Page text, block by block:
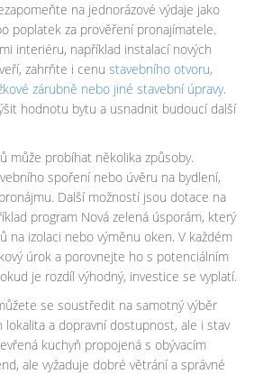
na jednorázové výdaje jako
poplatek za prověření pronajímatele.
interiéru, například instalací nových
zahrňte i cenu stavebního otvoru,
zárubně nebo jiné stavební úpravy.
hodnotu bytu a usnadnit budoucí další
může probíhat několika způsoby.
spoření nebo úvěru na bydlení,
Další možností jsou dotace na
program Nová zelená úsporám, který
na izolaci nebo výměnu oken. V každém
úrok a porovnejte ho s potenciálním
je rozdíl výhodný, investice se vyplatí.
se soustředit na samotný výběr
a dopravní dostupnost, ale i stav
kuchyň propojená s obývacím
ale vyžaduje dobré větrání a správné